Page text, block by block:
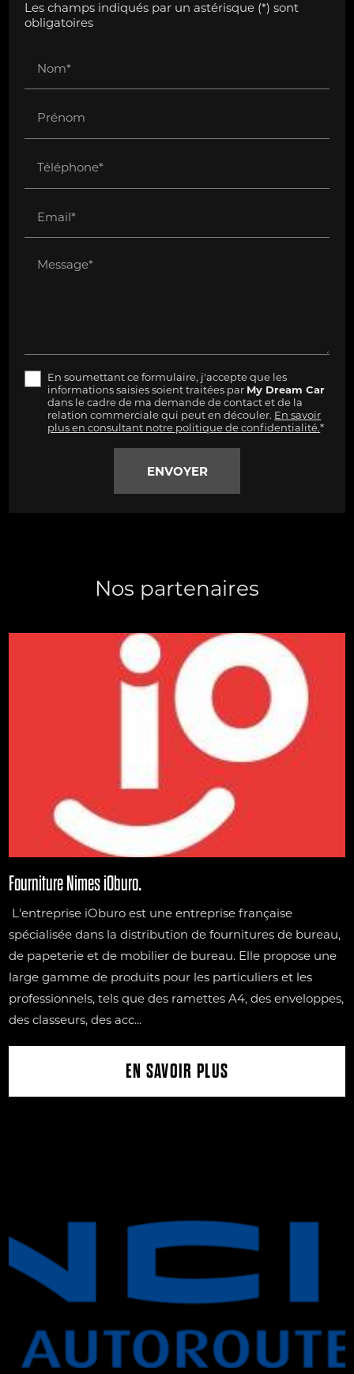
Les champs indiqués par un astérisque (*) sont
obligatoires
Nom*
Prénom
Téléphone*
Email*
Message*
En soumettant ce formulaire, j'accepte que les
informations saisies soient traitées par My Dream Car
dans le cadre de ma demande de contact et de la
relation commerciale qui peut en découler. En savoir
plus en consultant notre politique de confidentialité.*
Nos partenaires
Fourniture Nimes iOburo.
L'entreprise iOburo est une entreprise française
spécialisée dans la distribution de fournitures de bureau,
de papeterie et de mobilier de bureau. Elle propose une
large gamme de produits pour les particuliers et les
professionnels, tels que des ramettes A4, des enveloppes,
des classeurs, des acc...
EN SAVOIR PLUS